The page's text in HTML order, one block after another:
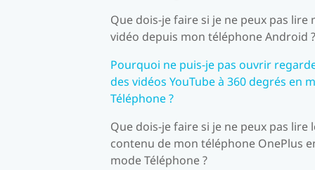
Que dois-je faire si je ne peux pas lire
vidéo depuis mon téléphone Android ?
Pourquoi ne puis-je pas ouvrir
des vidéos YouTube à 360 degrés en
Téléphone ?
Que dois-je faire si je ne peux pas lire
contenu de mon téléphone OnePlus
mode Téléphone ?